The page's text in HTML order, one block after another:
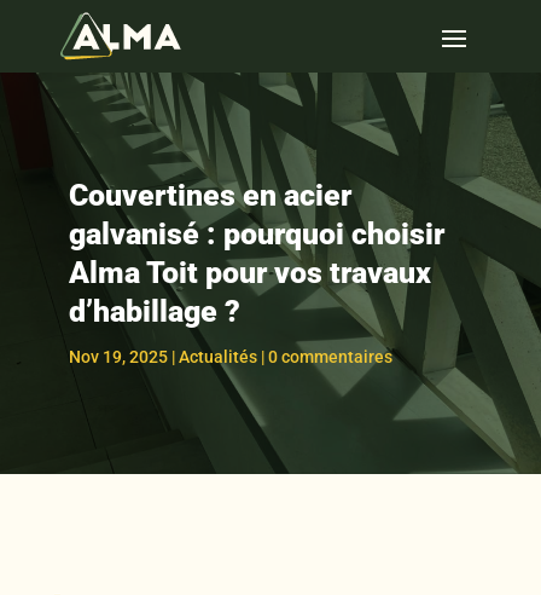
Couvertines en acier
galvanisé : pourquoi choisir
Alma Toit pour vos travaux
d’habillage ?
Nov 19, 2025|Actualités|0 commentaires